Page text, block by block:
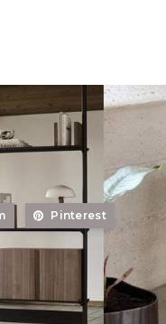
Pinterest